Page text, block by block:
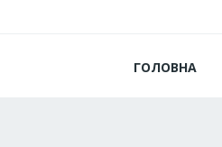
ГОЛОВНА